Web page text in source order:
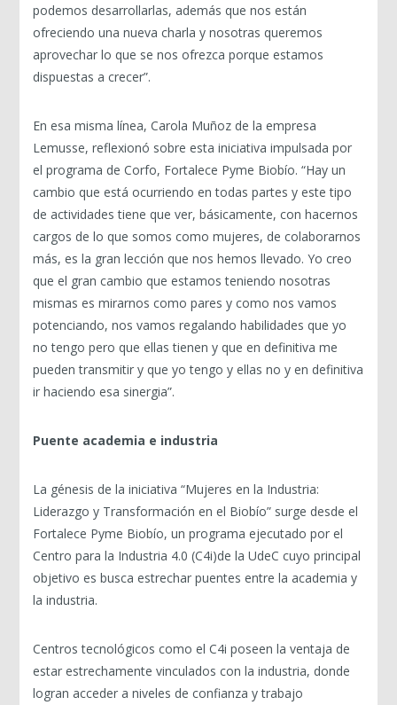
podemos desarrollarlas, además que nos están
ofreciendo una nueva charla y nosotras queremos
aprovechar lo que se nos ofrezca porque estamos
dispuestas a crecer”.
En esa misma línea, Carola Muñoz de la empresa
Lemusse, reflexionó sobre esta iniciativa impulsada por
el programa de Corfo, Fortalece Pyme Biobío. “Hay un
cambio que está ocurriendo en todas partes y este tipo
de actividades tiene que ver, básicamente, con hacernos
cargos de lo que somos como mujeres, de colaborarnos
más, es la gran lección que nos hemos llevado. Yo creo
que el gran cambio que estamos teniendo nosotras
mismas es mirarnos como pares y como nos vamos
potenciando, nos vamos regalando habilidades que yo
no tengo pero que ellas tienen y que en definitiva me
pueden transmitir y que yo tengo y ellas no y en definitiva
ir haciendo esa sinergia”.
Puente academia e industria
La génesis de la iniciativa “Mujeres en la Industria:
Liderazgo y Transformación en el Biobío” surge desde el
Fortalece Pyme Biobío, un programa ejecutado por el
Centro para la Industria 4.0 (C4i)de la UdeC cuyo principal
objetivo es busca estrechar puentes entre la academia y
la industria.
Centros tecnológicos como el C4i poseen la ventaja de
estar estrechamente vinculados con la industria, donde
logran acceder a niveles de confianza y trabajo